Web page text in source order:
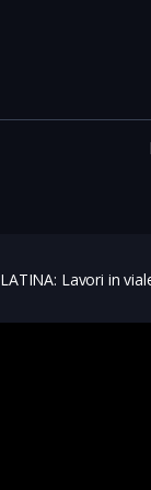
LATINA: Lavori in